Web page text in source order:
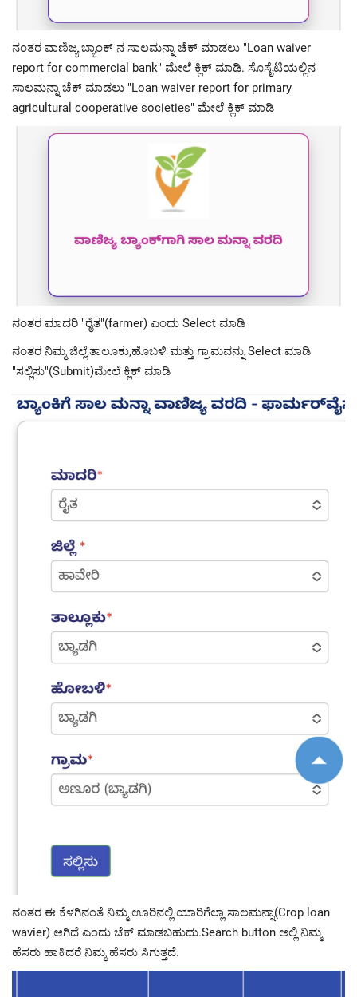
ನಂತರ ವಾಣಿಜ್ಯ ಬ್ಯಾಂಕ್ ನ ಸಾಲಮನ್ನಾ ಚೆಕ್ ಮಾಡಲು "Loan waiver
report for commercial bank" ಮೇಲೆ ಕ್ಲಿಕ್ ಮಾಡಿ. ಸೊಸೈಟಿಯಲ್ಲಿನ
ಸಾಲಮನ್ನಾ ಚೆಕ್ ಮಾಡಲು "Loan waiver report for primary
agricultural cooperative societies" ಮೇಲೆ ಕ್ಲಿಕ್ ಮಾಡಿ
ನಂತರ ಮಾದರಿ "ರೈತ"(farmer) ಎಂದು Select ಮಾಡಿ
ನಂತರ ನಿಮ್ಮ ಜಿಲ್ಲೆ,ತಾಲೂಕು,ಹೊಬಳಿ ಮತ್ತು ಗ್ರಾಮವನ್ನು Select ಮಾಡಿ
"ಸಲ್ಲಿಸು"(Submit)ಮೇಲೆ ಕ್ಲಿಕ್ ಮಾಡಿ
ನಂತರ ಈ ಕೆಳಗಿನಂತೆ ನಿಮ್ಮ ಊರಿನಲ್ಲಿ ಯಾರಿಗೆಲ್ಲಾ ಸಾಲಮನ್ನಾ(Crop loan
wavier) ಆಗಿದೆ ಎಂದು ಚೆಕ್ ಮಾಡಬಹುದು.Search button ಅಲ್ಲಿ ನಿಮ್ಮ
ಹೆಸರು ಹಾಕಿದರೆ ನಿಮ್ಮ ಹೆಸರು ಸಿಗುತ್ತದೆ.